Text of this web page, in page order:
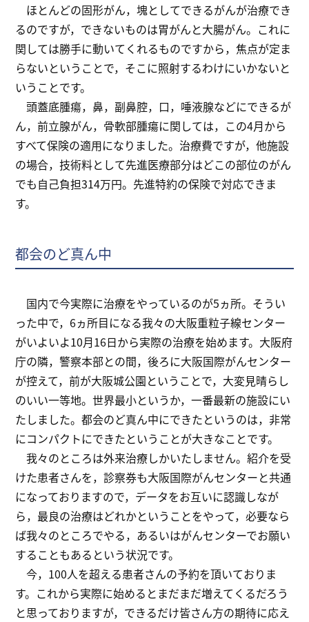
ほとんどの固形がん，塊としてできるがんが治療でき
るのですが，できないものは胃がんと大腸がん。これに
関しては勝手に動いてくれるものですから，焦点が定ま
らないということで，そこに照射するわけにいかないと
いうことです。
頭蓋底腫瘍，鼻，副鼻腔，口，唾液腺などにできるが
ん，前立腺がん，骨軟部腫瘍に関しては，この4月から
すべて保険の適用になりました。治療費ですが，他施設
の場合，技術料として先進医療部分はどこの部位のがん
でも自己負担314万円。先進特約の保険で対応できま
す。
都会のど真ん中
国内で今実際に治療をやっているのが5ヵ所。そうい
った中で，6ヵ所目になる我々の大阪重粒子線センター
がいよいよ10月16日から実際の治療を始めます。大阪府
庁の隣，警察本部との間，後ろに大阪国際がんセンター
が控えて，前が大阪城公園ということで，大変見晴らし
のいい一等地。世界最小というか，一番最新の施設にい
たしました。都会のど真ん中にできたというのは，非常
にコンパクトにできたということが大きなことです。
我々のところは外来治療しかいたしません。紹介を受
けた患者さんを，診察券も大阪国際がんセンターと共通
になっておりますので，データをお互いに認識しなが
ら，最良の治療はどれかということをやって，必要なら
ば我々のところでやる，あるいはがんセンターでお願い
することもあるという状況です。
今，100人を超える患者さんの予約を頂いておりま
す。これから実際に始めるとまだまだ増えてくるだろう
と思っておりますが，できるだけ皆さん方の期待に応え